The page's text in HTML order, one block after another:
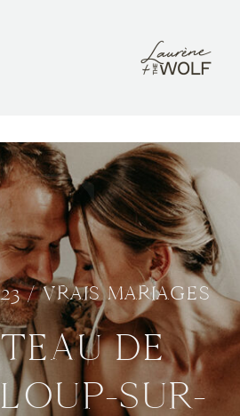
/VRAIS MARIAGES
DE
SUR-
VIDÉOS
BLOG
OFFRES
CONTACTER
& THE WOLF ©2020.
PHOTOGRAPHER &